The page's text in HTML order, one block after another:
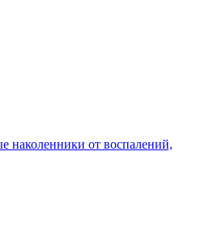
наколенники от воспалений,